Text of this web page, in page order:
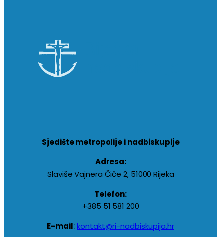
Sjedište metropolije i nadbiskupije
Adresa:
Slaviše Vajnera Čiče 2, 51000 Rijeka
Telefon:
+385 51 581 200
E-mail:kontakt@ri-nadbiskupija.hr